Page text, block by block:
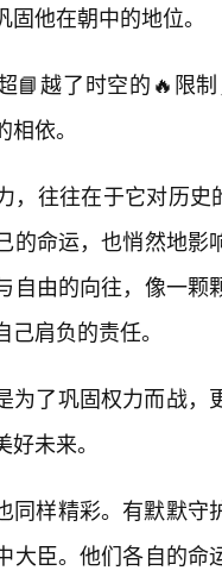
他在朝中的地位。
📘越了时空的🔥限
依。
，往往在于它对历史
的命运，也悄然地
自由的向往，像一
肩负的责任。
为了巩固权力而战，
未来。
同样精彩。有默默
大臣。他们各自的